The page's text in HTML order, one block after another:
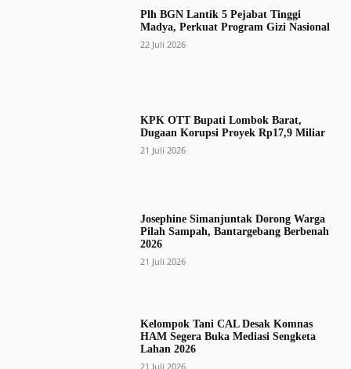
Plh BGN Lantik 5 Pejabat Tinggi
Madya, Perkuat Program Gizi Nasional
22 Juli 2026
KPK OTT Bupati Lombok Barat,
Dugaan Korupsi Proyek Rp17,9 Miliar
21 Juli 2026
Josephine Simanjuntak Dorong Warga
Pilah Sampah, Bantargebang Berbenah
2026
21 Juli 2026
Kelompok Tani CAL Desak Komnas
HAM Segera Buka Mediasi Sengketa
Lahan 2026
21 Juli 2026